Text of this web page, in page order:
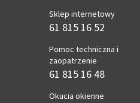
Sklep internetowy
61 815 16 52
Pomoc techniczna i
zaopatrzenie
61 815 16 48
Okucia okienne